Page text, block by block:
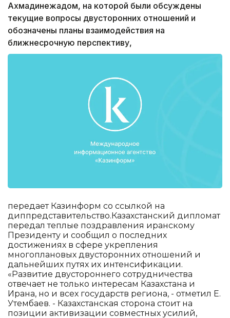
Ахмадинежадом, на которой были обсуждены
текущие вопросы двусторонних отношений и
обозначены планы взаимодействия на
ближнесрочную перспективу,
передает Казинформ со ссылкой на
диппредставительство.Казахстанский дипломат
передал теплые поздравления иранскому
Президенту и сообщил о последних
достижениях в сфере укрепления
многоплановых двусторонних отношений и
дальнейших путях их интенсификации.
«Развитие двустороннего сотрудничества
отвечает не только интересам Казахстана и
Ирана, но и всех государств региона, - отметил Е.
Утембаев. - Казахстанская сторона стоит на
позиции активизации совместных усилий,